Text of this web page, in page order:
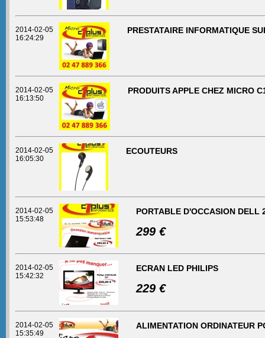
2014-02-05
16:24:29
PRESTATAIRE INFORMATIQUE
2014-02-05
16:13:50
PRODUITS APPLE CHEZ MICRO
2014-02-05
16:05:30
ECOUTEURS
2014-02-05
15:53:48
PORTABLE D'OCCASION DELL
299 €
2014-02-05
15:42:32
ECRAN LED PHILIPS
229 €
2014-02-05
15:35:49
ALIMENTATION ORDINATEUR